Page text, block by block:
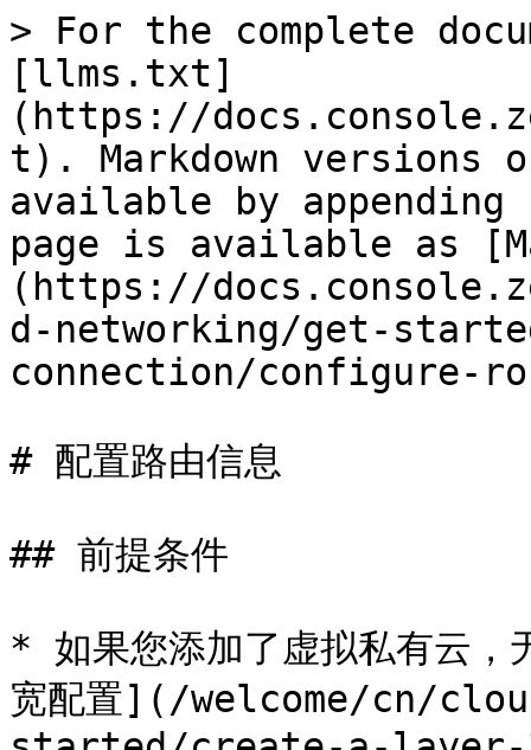
> For the complete
[llms.txt]
(https://
t). Markdown versions
available by
page is available as
(https://
d-networking/get-
connection/configure-
# 配置路由信息
## 前提条件
* 如果您添加了虚拟私有云，
宽配置](/welcome/cn/